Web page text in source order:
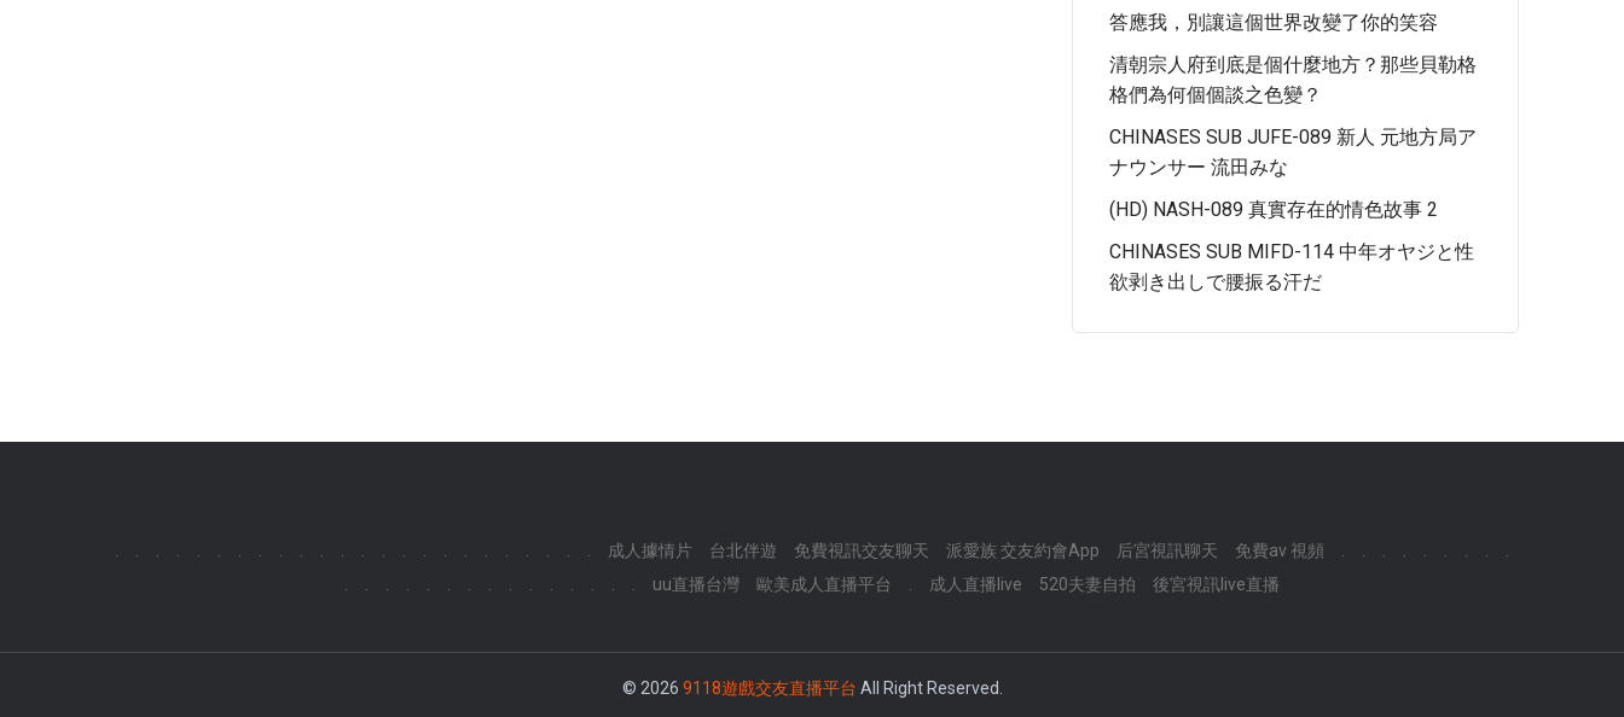
答應我，別讓這個世界改變了你的笑容
清朝宗人府到底是個什麼地方？那些貝勒格
格們為何個個談之色變？
CHINASES SUB JUFE-089 新人 元地方局ア
ナウンサー 流田みな
(HD) NASH-089 真實存在的情色故事 2
CHINASES SUB MIFD-114 中年オヤジと性
欲剥き出しで腰振る汗だ
成人據情片 台北伴遊 免費視訊交友聊天 派愛族 交友約會App 后宮視訊聊天 免費av 視頻
uu直播台灣 歐美成人直播平台 成人直播live 520夫妻自拍 後宮視訊live直播
© 2026 9118遊戲交友直播平台 All Right Reserved.